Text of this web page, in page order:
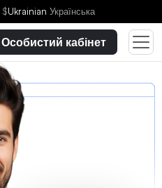
$Ukrainian Українська
Особистий кабінет